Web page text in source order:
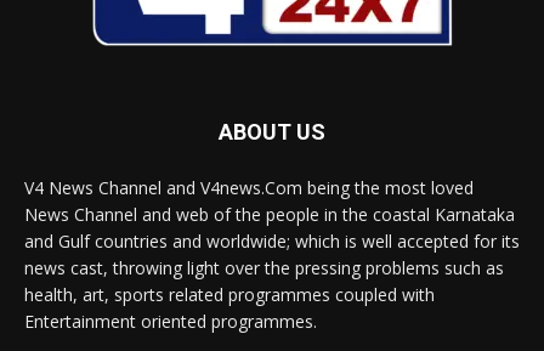
ABOUT US
V4 News Channel and V4news.Com being the most loved
News Channel and web of the people in the coastal Karnataka
and Gulf countries and worldwide; which is well accepted for its
news cast, throwing light over the pressing problems such as
health, art, sports related programmes coupled with
Entertainment oriented programmes.